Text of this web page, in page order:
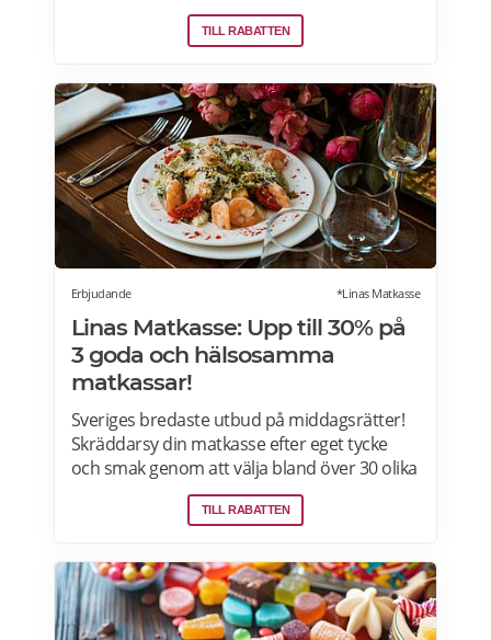
Stormarknad eller ICA Supermarket erbjuder
pensionärsrabatt. Läs mer om vilken ICA-
stad. Gäller vissa dagar i veckan både i butik
och online. Välj din favoritbutik för att se
aktuella erbjudanden. Läs mer om
pensionärsrabatter på ICA här.
TILL RABATTEN
Erbjudande *Linas Matkasse
Linas Matkasse: Upp till 30% på
3 goda och hälsosamma
matkassar!
Sveriges bredaste utbud på middagsrätter!
Skräddarsy din matkasse efter eget tycke
och smak genom att välja bland över 30 olika
rätter – varje vecka! Din matkasse levereras
direkt till din dörr. Du kan skräddarsy din
maträtter. Läs mer och upptäck hela meny!
TILL RABATTEN